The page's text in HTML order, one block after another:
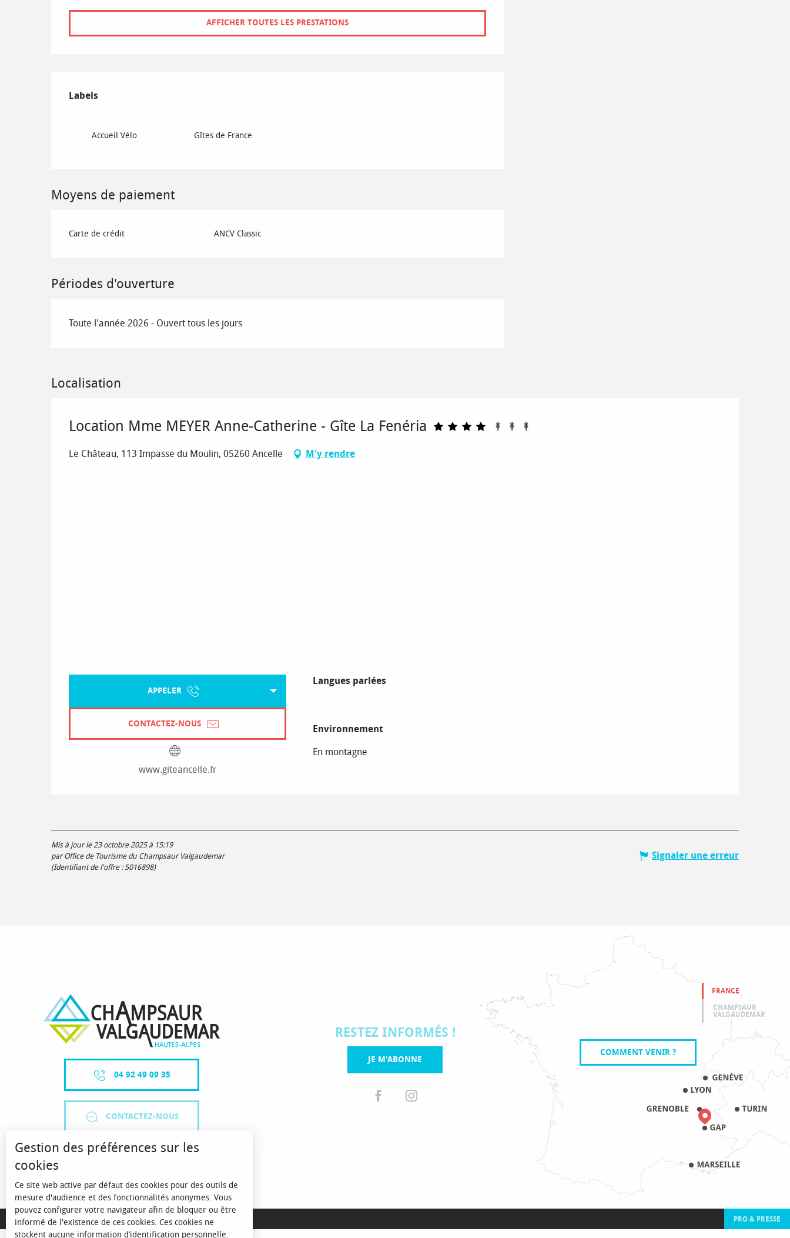
AFFICHER TOUTES LES PRESTATIONS
Offres de prestations
Labels
Labels
Accueil Vélo Gîtes de France
Moyens de paiement
Carte de crédit ANCV Classic
Périodes d'ouverture
Toute l'année 2026 - Ouvert tous les jours
Localisation
Location Mme MEYER Anne-Catherine - Gîte La Fenéria
Le Château, 113 Impasse du Moulin, 05260 Ancelle M'y rendre
APPELER
CONTACTEZ-NOUS
www.giteancelle.fr
Langues parlées
Langues parlées
Environnement
Environnement
En montagne
Mis à jour le 23 octobre 2025 à 15:19
par Office de Tourisme du Champsaur Valgaudemar
(Identifiant de l'offre : 5016898)
Signaler une erreur
04 92 49 09 35
CONTACTEZ-NOUS
RESTEZ INFORMÉS !
JE M'ABONNE
FRANCE
CHAMPSAUR
VALGAUDEMAR
COMMENT VENIR ?
MENTIONS LÉGALES PRO & PRESSE
Gestion des préférences sur les
cookies
Ce site web active par défaut des cookies pour des outils de
mesure d'audience et des fonctionnalités anonymes. Vous
pouvez configurer votre navigateur afin de bloquer ou être
informé de l'existence de ces cookies. Ces cookies ne
stockent aucune information d’identification personnelle.